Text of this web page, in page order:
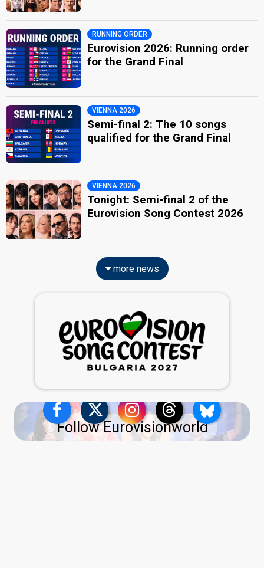
RUNNING ORDER
Eurovision 2026: Running order
for the Grand Final
VIENNA 2026
Semi-final 2: The 10 songs
qualified for the Grand Final
VIENNA 2026
Tonight: Semi-final 2 of the
Eurovision Song Contest 2026
more news
Follow Eurovisionworld